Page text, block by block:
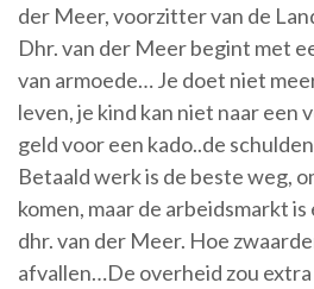
der Meer, voorzitter van de
Dhr. van der Meer begint met
van armoede… Je doet niet
leven, je kind kan niet naar een
geld voor een kado..de
Betaald werk is de beste weg,
komen, maar de arbeidsmarkt
dhr. van der Meer. Hoe
afvallen…De overheid zou